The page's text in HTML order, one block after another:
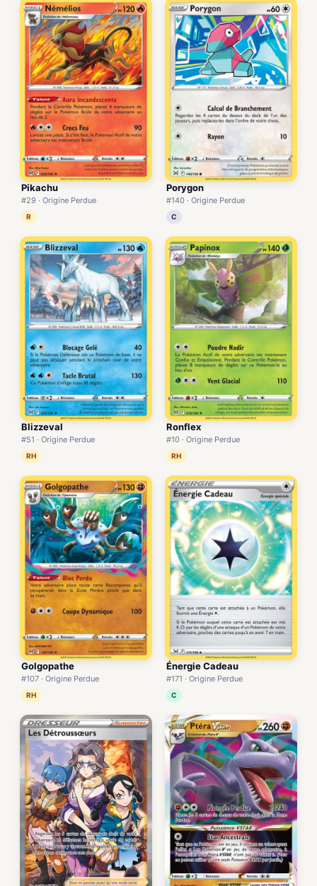
Pikachu
#29 · Origine Perdue
R
Porygon
#140 · Origine Perdue
C
Blizzeval
#51 · Origine Perdue
RH
Ronflex
#10 · Origine Perdue
RH
Golgopathe
#107 · Origine Perdue
RH
Énergie Cadeau
#171 · Origine Perdue
C